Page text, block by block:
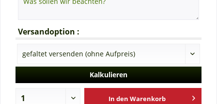
Versandoption :
Kalkulieren
In den Warenkorb